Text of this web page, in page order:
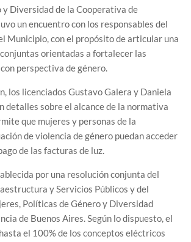
y Diversidad de la Cooperativa de
un encuentro con los responsables del
Municipio, con el propósito de articular una
orientadas a fortalecer las
perspectiva de género.
los licenciados Gustavo Galera y Daniela
detalles sobre el alcance de la normativa
que mujeres y personas de la
de violencia de género puedan acceder
de las facturas de luz.
por una resolución conjunta del
y Servicios Públicos y del
Políticas de Género y Diversidad
de Buenos Aires. Según lo dispuesto, el
el 100% de los conceptos eléctricos